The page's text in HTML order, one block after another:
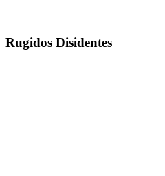
Rugidos Disidentes